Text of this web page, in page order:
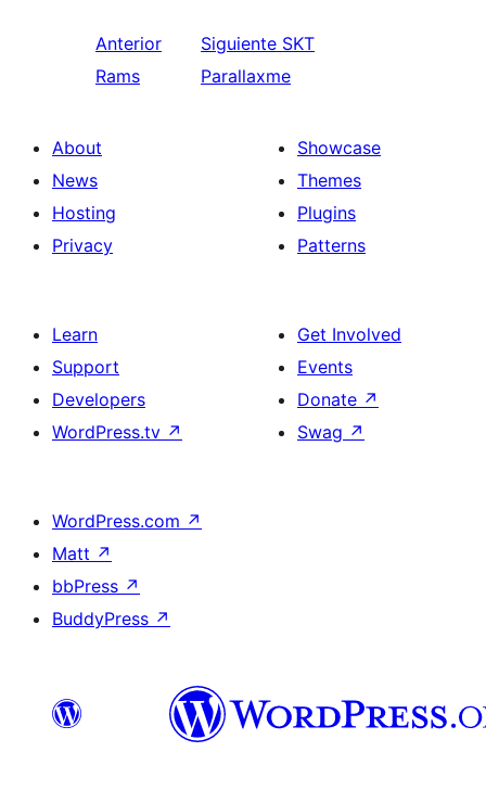
Anterior
Rams
Siguiente SKT
Parallaxme
About
News
Hosting
Privacy
Showcase
Themes
Plugins
Patterns
Learn
Support
Developers
WordPress.tv ↗
Get Involved
Events
Donate ↗
Swag ↗
WordPress.com ↗
Matt ↗
bbPress ↗
BuddyPress ↗